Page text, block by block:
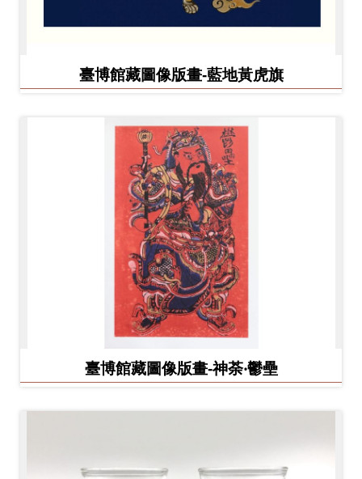
臺博館藏圖像版畫-藍地黃虎旗
臺博館藏圖像版畫-神荼‧鬱壘